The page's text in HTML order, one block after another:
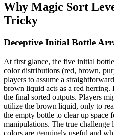
Why Magic Sort
Tricky
Deceptive Initial Bottle
At first glance, the five initial
color distributions (red, brown,
players to assume a
brown liquid acts as a red
the final sorted outputs. Players
utilize the brown liquid, only to
the empty bottle to clear up space
manipulations. The true
colors are genuinely useful and